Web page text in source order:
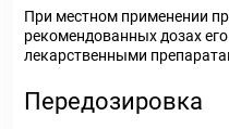
При местном применении
рекомендованных дозах
лекарственными
Передозировка